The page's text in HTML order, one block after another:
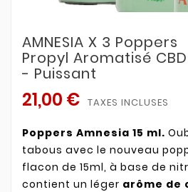
AMNESIA X 3 Poppers
Propyl Aromatisé CBD
- Puissant
21,00 € TAXES INCLUSES
Poppers Amnesia 15 ml.
tabous avec le nouveau
flacon de 15ml, à base de
contient un léger arôme de